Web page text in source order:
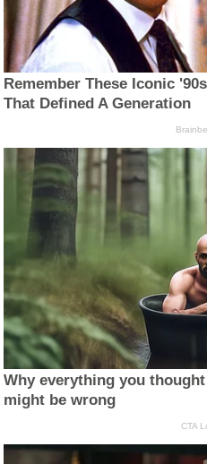
Remember These Iconic
That Defined A Generation
Why everything you
might be wrong
CTA